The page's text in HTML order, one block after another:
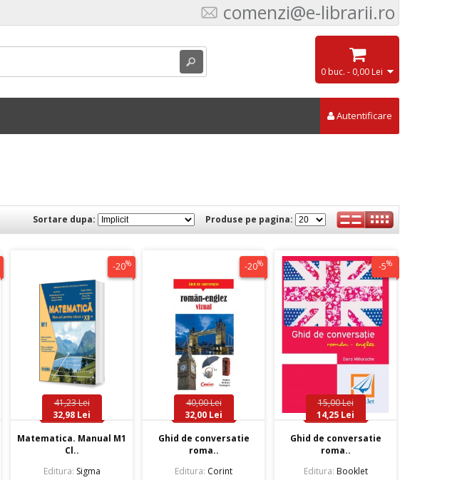
comenzi@e-librarii.ro
0 buc. - 0,00 Lei
Autentificare
Produse pe pagina:
Sortare dupa:
-20%
41,23 Lei
32,98 Lei
Matematica. Manual M1
Cl..
Editura: Sigma
-20%
40,00 Lei
32,00 Lei
Ghid de conversatie
roma..
Editura: Corint
-5%
15,00 Lei
14,25 Lei
Ghid de conversatie
roma..
Editura: Booklet